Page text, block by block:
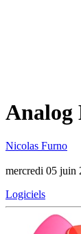
Analog
Nicolas Furno
mercredi 05 juin
Logiciels